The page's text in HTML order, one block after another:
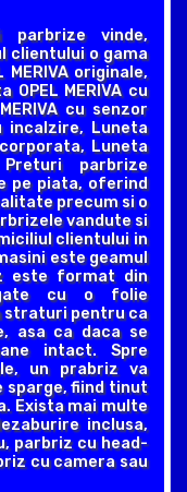
parbrize vinde,
clientului o gama
originale,
OPEL MERIVA cu
cu senzor
incalzire, Luneta
Luneta
Preturi parbrize
pe piata, oferind
precum si o
vandute si
clientului in
este geamul
este format din
cu o folie
straturi pentru ca
asa ca daca se
intact. Spre
un prabriz va
sparge, fiind tinut
Exista mai multe
inclusa,
parbriz cu head-
cu camera sau